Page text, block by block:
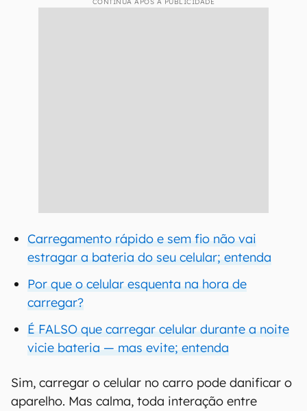
Carregamento rápido e sem fio não vai
estragar a bateria do seu celular; entenda
Por que o celular esquenta na hora de
carregar?
É FALSO que carregar celular durante a noite
vicie bateria — mas evite; entenda
Sim, carregar o celular no carro pode danificar o
aparelho. Mas calma, toda interação entre